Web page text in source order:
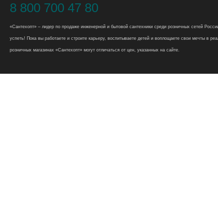
8 800 700 47 80
«Сантехопт» – лидер по продаже инженерной и бытовой сантехники среди розничных сетей
успеть! Пока вы работаете и строите карьеру, воспитываете детей и воплощаете свои мечты в
розничных магазинах «Сантехопт» могут отличаться от цен, указанных на сайте.